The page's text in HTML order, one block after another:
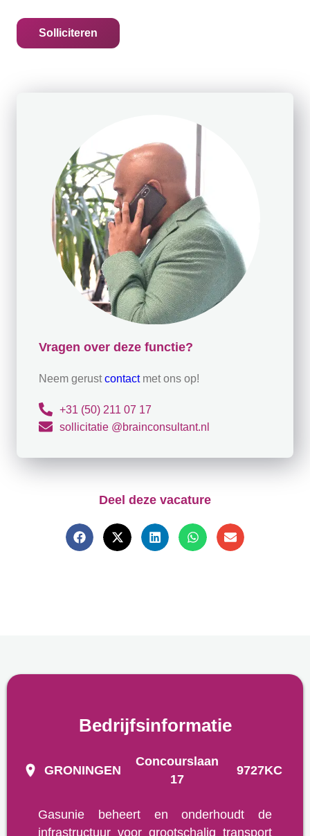
Solliciteren
Vragen over deze functie?
Neem gerustcontactmet ons op!
+31 (50) 211 07 17
sollicitatie @brainconsultant.nl
Deel deze vacature
Bedrijfsinformatie
GRONINGEN
Concourslaan
17
9727KC
Gasunie beheert en onderhoudt de
infrastructuur voor grootschalig transport